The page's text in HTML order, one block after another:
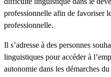
professionnelle afin de favoriser
professionnelle.
Il s’adresse à des personnes
linguistiques pour accéder à
autonomie dans les démarches